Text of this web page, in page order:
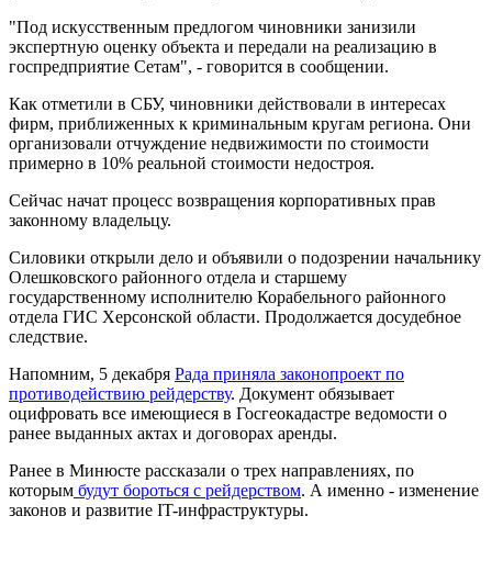
"Под искусственным предлогом чиновники занизили
экспертную оценку объекта и передали на реализацию в
госпредприятие Сетам", - говорится в сообщении.
Как отметили в СБУ, чиновники действовали в интересах
фирм, приближенных к криминальным кругам региона. Они
организовали отчуждение недвижимости по стоимости
примерно в 10% реальной стоимости недостроя.
Сейчас начат процесс возвращения корпоративных прав
законному владельцу.
Силовики открыли дело и объявили о подозрении начальнику
Олешковского районного отдела и старшему
государственному исполнителю Корабельного районного
отдела ГИС Херсонской области. Продолжается досудебное
следствие.
Напомним, 5 декабря Рада приняла законопроект по
противодействию рейдерству. Документ обязывает
оцифровать все имеющиеся в Госгеокадастре ведомости о
ранее выданных актах и договорах аренды.
Ранее в Минюсте рассказали о трех направлениях, по
которым будут бороться с рейдерством. А именно - изменение
законов и развитие IT-инфраструктуры.